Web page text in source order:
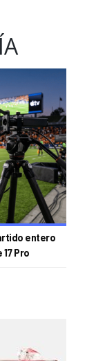
entero
Pro